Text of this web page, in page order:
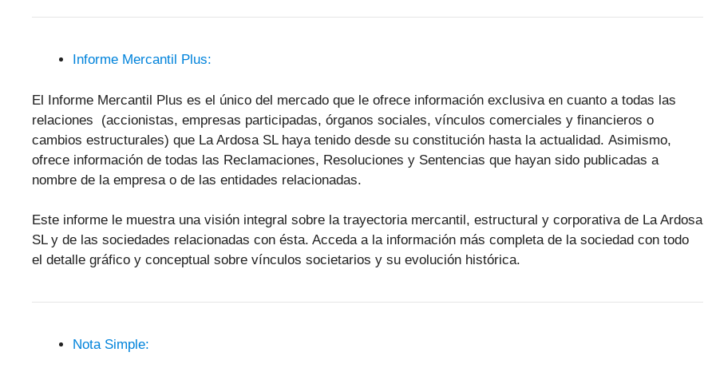
Informe Mercantil Plus:
El Informe Mercantil Plus es el único del mercado que le ofrece información exclusiva en cuanto a todas las
relaciones (accionistas, empresas participadas, órganos sociales, vínculos comerciales y financieros o
cambios estructurales) que La Ardosa SL haya tenido desde su constitución hasta la actualidad. Asimismo,
ofrece información de todas las Reclamaciones, Resoluciones y Sentencias que hayan sido publicadas a
nombre de la empresa o de las entidades relacionadas.
Este informe le muestra una visión integral sobre la trayectoria mercantil, estructural y corporativa de La Ardosa
SL y de las sociedades relacionadas con ésta. Acceda a la información más completa de la sociedad con todo
el detalle gráfico y conceptual sobre vínculos societarios y su evolución histórica.
Nota Simple: